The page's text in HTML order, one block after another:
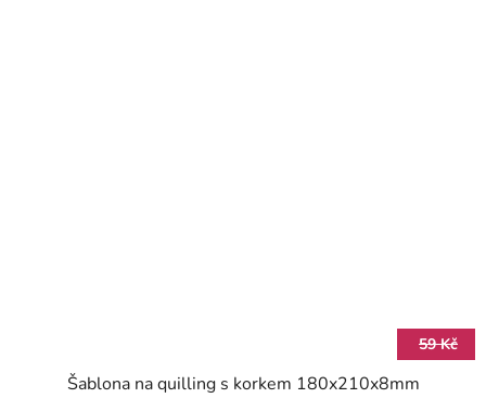
59 Kč
Šablona na quilling s korkem 180x210x8mm